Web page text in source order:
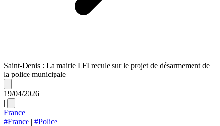
Saint-Denis : La mairie LFI recule sur le projet de désarmement de
la police municipale
19/04/2026
|
France |
#France | #Police